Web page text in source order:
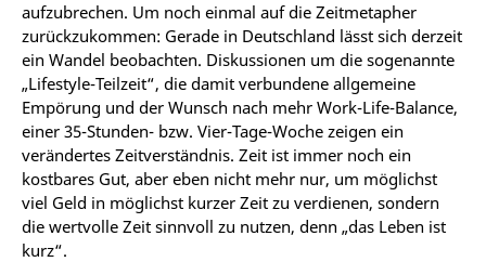
aufzubrechen. Um noch einmal auf die Zeitmetapher
zurückzukommen: Gerade in Deutschland lässt sich derzeit
ein Wandel beobachten. Diskussionen um die sogenannte
„Lifestyle-Teilzeit“, die damit verbundene allgemeine
Empörung und der Wunsch nach mehr Work-Life-Balance,
einer 35-Stunden- bzw. Vier-Tage-Woche zeigen ein
verändertes Zeitverständnis. Zeit ist immer noch ein
kostbares Gut, aber eben nicht mehr nur, um möglichst
viel Geld in möglichst kurzer Zeit zu verdienen, sondern
die wertvolle Zeit sinnvoll zu nutzen, denn „das Leben ist
kurz“.